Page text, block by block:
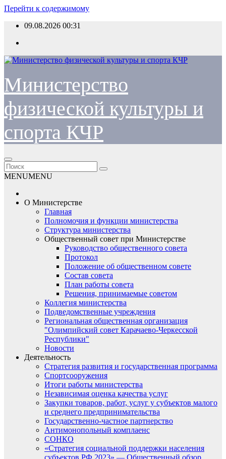
Перейти к содержимому
09.08.2026 00:31
Министерство
физической культуры и
спорта КЧР
MENUMENU
О Министерстве
Главная
Полномочия и функции министерства
Структура министерства
Общественный совет при Министерстве
Руководство общественного совета
Протокол
Положение об общественном совете
Состав совета
План работы совета
Решения, принимаемые советом
Коллегия министерства
Подведомственные учреждения
Региональная общественная организация
"Олимпийский совет Карачаево-Черкесской
Республики"
Новости
Деятельность
Стратегия развития и государственная программа
Спортсооружения
Итоги работы министерства
Независимая оценка качества услуг
Закупки товаров, работ, услуг у субъектов малого
и среднего предпринимательства
Государственно-частное партнерство
Антимонопольный комплаенс
СОНКО
«Стратегия социальной поддержки населения
субъектов РФ 2023» — Общественный обзор